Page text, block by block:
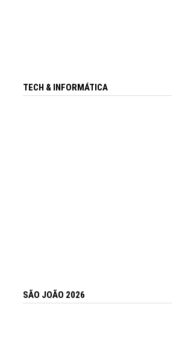
TECH & INFORMÁTICA
SÃO JOÃO 2026